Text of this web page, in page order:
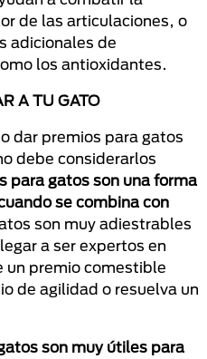
de las articulaciones, o
adicionales de
los antioxidantes.
A TU GATO
dar premios para gatos
debe considerarlos
para gatos son una forma
se combina con
son muy adiestrables
a ser expertos en
un premio comestible
de agilidad o resuelva un
son muy útiles para